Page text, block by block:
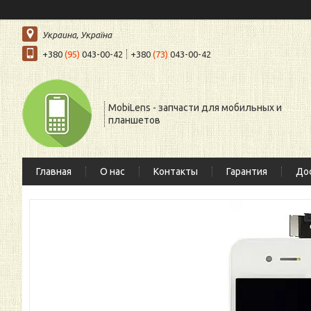
Украина, Україна
+380 (95)043-00-42 +380(73)043-00-42
MobiLens - запчасти для мобильных и
планшетов
Главная О нас Контакты Гарантия